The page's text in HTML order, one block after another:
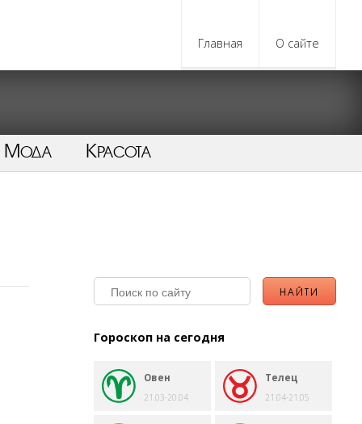
Главная О сайте
Мода Красота
Гороскоп на сегодня
Овен
21.03-20.04
Телец
21.04-21.05